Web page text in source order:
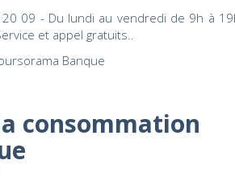
09 - Du lundi au vendredi de 9h à
et appel gratuits..
Banque
consommation